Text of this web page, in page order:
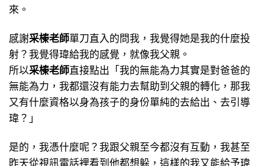
來。
感謝采榛老師單刀直入的問我，我覺得她是我的什麼投
射？我覺得瑋給我的感覺，就像我父親。
所以采榛老師直接點出「我的無能為力其實是對爸爸的
無能為力，我都還沒有能力去幫助到父親的轉化，那我
又有什麼資格以身為孩子的身份單純的去給出、去引導
瑋？」
是的，我憑什麼呢？我跟父親至今都沒有互動，我甚至
昨天從視訊電話裡看到他都想躲，這樣的我又能給予瑋